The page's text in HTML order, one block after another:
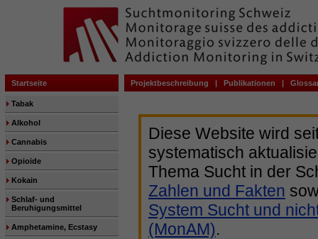
Startseite Projektbeschreibung | Publikationen |
Tabak
Alkohol
Cannabis
Opioide
Kokain
Schlaf- und
Beruhigungsmittel
Amphetamine, Ecstasy
Diese Website wird
systematisch
Thema Sucht in der
Zahlen und Fakten
System Sucht und
(MonAM).